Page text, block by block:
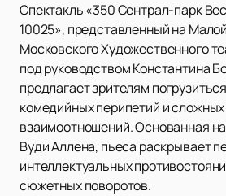
Спектакль «350 Сентрал-парк
10025», представленный на
Московского Художественного
под руководством Константина
предлагает зрителям
комедийных перипетий и
взаимоотношений. Основанная
Вуди Аллена, пьеса раскрывает
интеллектуальных
сюжетных поворотов.